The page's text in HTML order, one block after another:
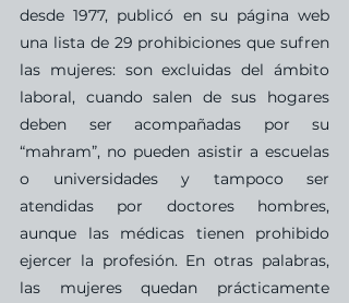
desde 1977, publicó en su página web
una lista de 29 prohibiciones que sufren
las mujeres: son excluidas del ámbito
laboral, cuando salen de sus hogares
deben ser acompañadas por su
“mahram”, no pueden asistir a escuelas
o universidades y tampoco ser
atendidas por doctores hombres,
aunque las médicas tienen prohibido
ejercer la profesión. En otras palabras,
las mujeres quedan prácticamente